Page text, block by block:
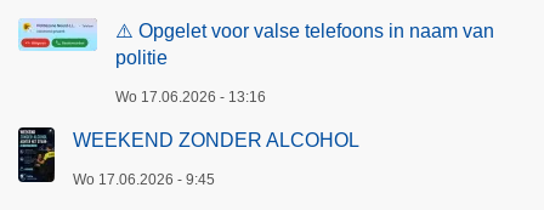
⚠️ Opgelet voor valse telefoons in naam van
politie
Wo 17.06.2026 - 13:16
WEEKEND ZONDER ALCOHOL
Wo 17.06.2026 - 9:45